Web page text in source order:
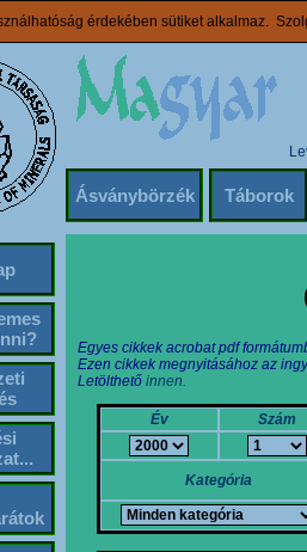
érdekében sütiket alkalmaz.
Ásványbörzék Táborok
Egyes cikkek acrobat pdf
Ezen cikkek megnyitásához az
Letölthető innen.
Év Szám
Kategória